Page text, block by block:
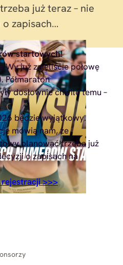
już teraz – nie
zapisach…
startowych!
Wy już zajęliście połowę
Półmaraton
dosłownie chwilę temu –
będzie wyjątkowy.
mówią nam, że
planować trzeba już
o zapisach na
>>>